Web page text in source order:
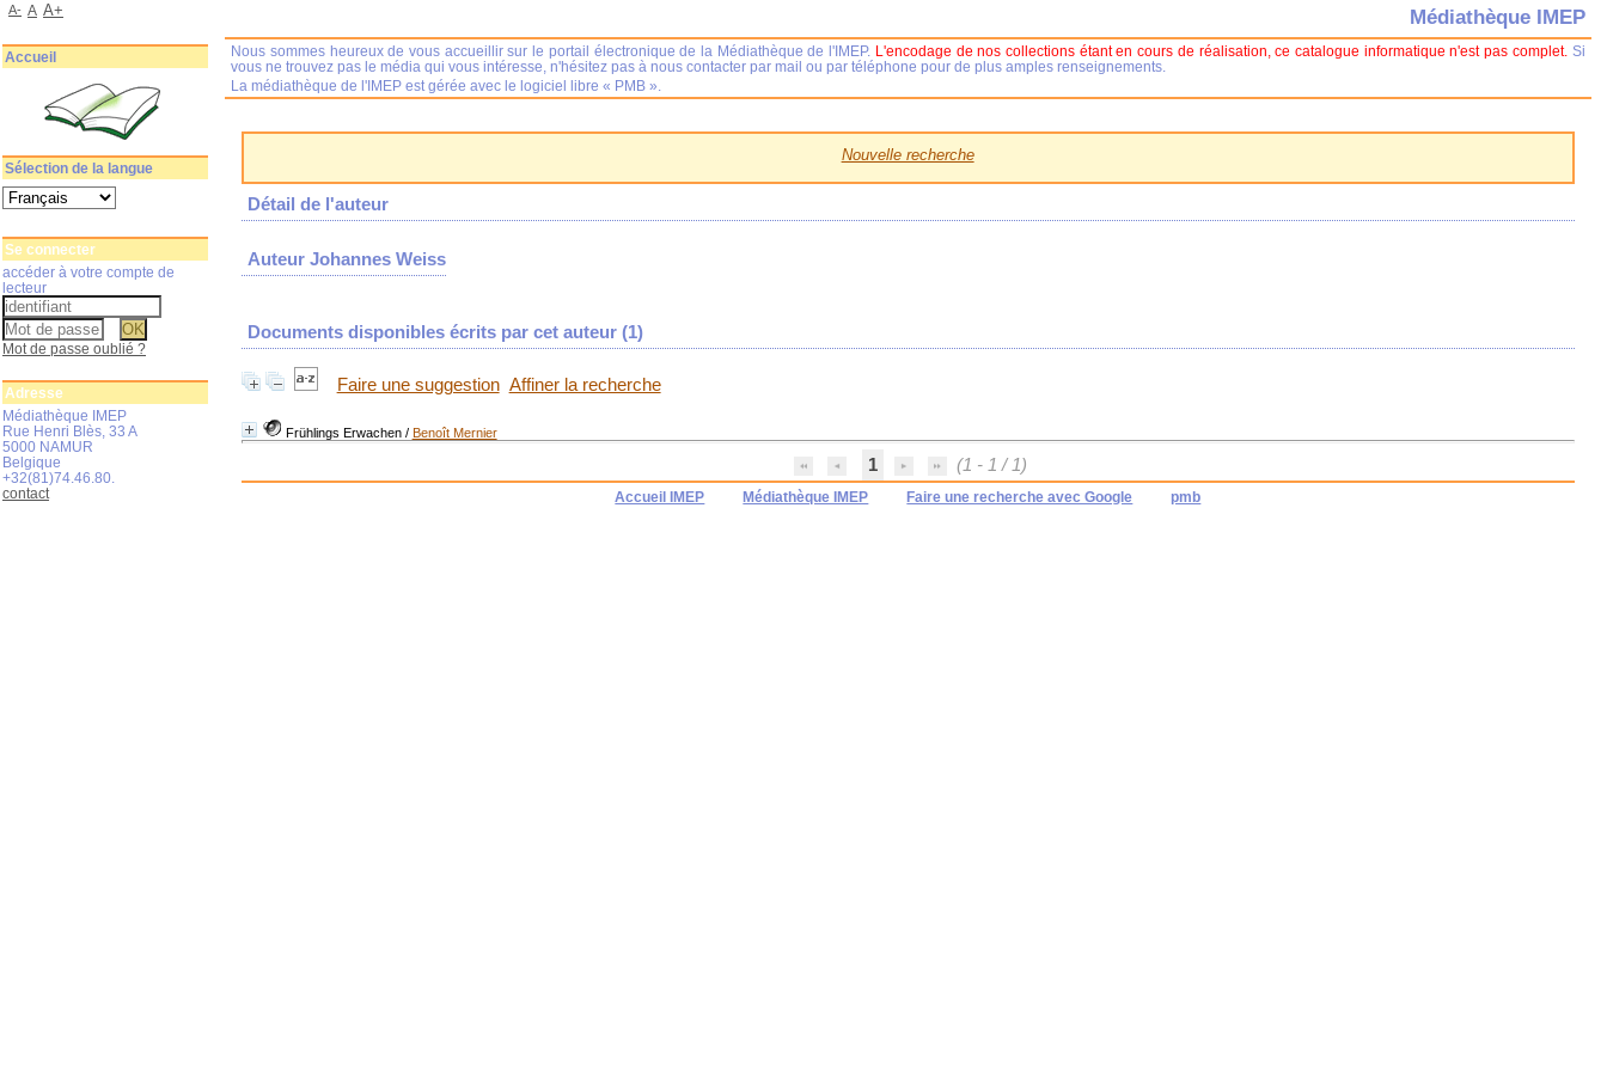
Nouvelle recherche
Détail de l'auteur
Auteur Johannes Weiss
Documents disponibles écrits par cet auteur (1)
Faire une suggestion Affiner la recherche
Frühlings Erwachen/ Benoît Mernier
1 (1 - 1 / 1)
Accueil IMEP Médiathèque IMEP Faire une recherche avec Google pmb
Médiathèque IMEP
Nous sommes heureux de vous accueillir sur le portail électronique de la Médiathèque de l'IMEP. L'encodage de nos collections étant en cours de réalisation, ce catalogue informatique n'est pas complet. Si
vous ne trouvez pas le média qui vous intéresse, n'hésitez pas à nous contacter par mail ou par téléphone pour de plus amples renseignements.
La médiathèque de l'IMEP est gérée avec le logiciel libre « PMB ».
A- A A+
Accueil
Sélection de la langue
Se connecter
accéder à votre compte de
lecteur
Mot de passe oublié ?
Adresse
Médiathèque IMEP
Rue Henri Blès, 33 A
5000 NAMUR
Belgique
+32(81)74.46.80.
contact